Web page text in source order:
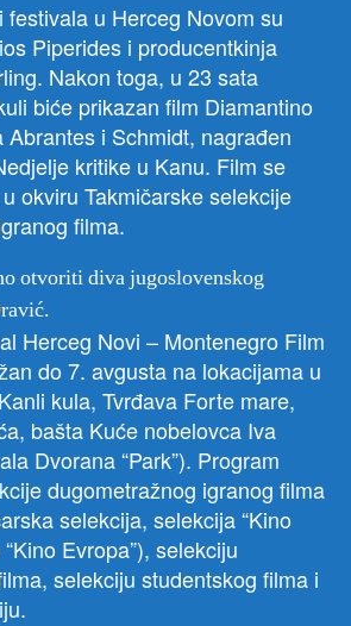
u Herceg Novom su
Piperides i producentkinja
Nakon toga, u 23 sata
biće prikazan film Diamantino
i Schmidt, nagrađen
kritike u Kanu. Film se
okviru Takmičarske selekcije
filma.
otvoriti diva jugoslovenskog
Herceg Novi – Montenegro Film
do 7. avgusta na lokacijama u
kula, Tvrđava Forte mare,
bašta Kuće nobelovca Iva
Dvorana “Park”). Program
dugometražnog igranog filma
selekcija, selekcija “Kino
Evropa”), selekciju
selekciju studentskog filma i